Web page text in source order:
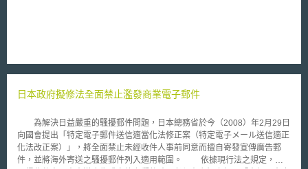
連結、分析時，民眾對當中所牽涉倫理議題之看法。該項公眾諮詢調查將針
學和資訊技術發展所造成之影響 4.在研究中使用已連結的生物醫學資料所可
物醫學研究和健康照護以外的生物醫學資料所可能帶來的影響 7.探討能夠在
倫理上支持連結生物醫學資料的法律和治理機制 由於Nuffield Council
on Bioethics被視為英國科學界的倫理監察員、政府智囊團，因此未來調查
報告發布後對相關政府政策所可能產生的影響，當值得我們持續關注。
日本政府擬修法全面禁止濫發商業電子郵件
為解決日益嚴重的騷擾郵件問題，日本總務省於今（2008）年2月29日
向國會提出「特定電子郵件送信適當化法修正案（特定電子メール送信適正
化法改正案）」，將全面禁止未經收件人事前同意而擅自寄發宣傳廣告郵
件，並將海外寄送之騷擾郵件列入適用範圍。 依據現行法之規定，未